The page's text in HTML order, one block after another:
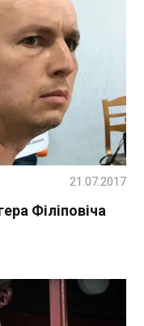
Філіповіча
21.07.2017